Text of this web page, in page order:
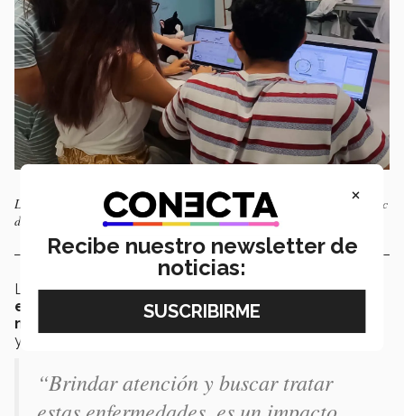
Los 18 alumnos del tec son asesorados por expertos en la materia del Tec
de Monterrey.
La fibrosis quística es mayoritariamente una
enfermedad hereditaria, la cual genera que la
mucosa dentro del cuerpo se vuelva más viscosa
y perdure ahí por más tiempo.
“Brindar atención y buscar tratar
×
Recibe nuestro newsletter de
noticias: